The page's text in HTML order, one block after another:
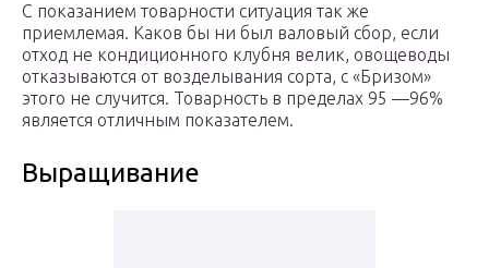
С показанием товарности ситуация так же
приемлемая. Каков бы ни был валовый сбор, если
отход не кондиционного клубня велик, овощеводы
отказываются от возделывания сорта, с «Бризом»
этого не случится. Товарность в пределах 95 —96%
является отличным показателем.
Выращивание